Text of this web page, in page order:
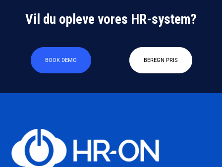
Vil du opleve vores HR-system?
BOOK DEMO BEREGN PRIS